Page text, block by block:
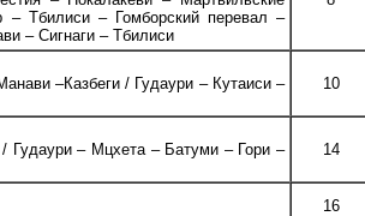
– Тбилиси – Гомборский перевал –
– Сигнаги – Тбилиси
–Казбеги / Гудаури – Кутаиси –
10
Гудаури – Мцхета – Батуми – Гори –
14
16